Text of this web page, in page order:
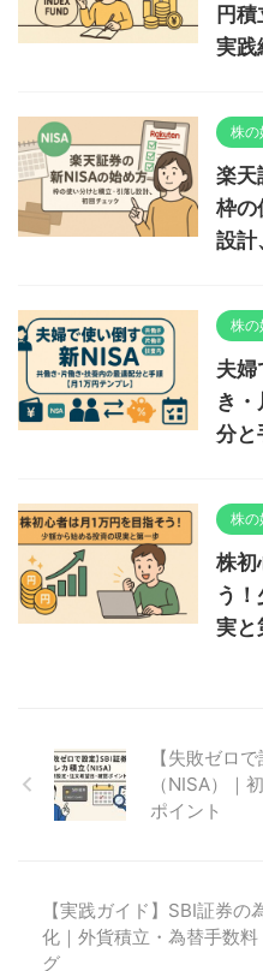
円
実践
株の
楽天
枠の
設計
株の
夫
き
分と
株の
株初
う
実と
【失敗ゼロ
（NISA）｜
ポイント
【実践ガイド】SBI証券の
化｜外貨積立・為替手数
グ